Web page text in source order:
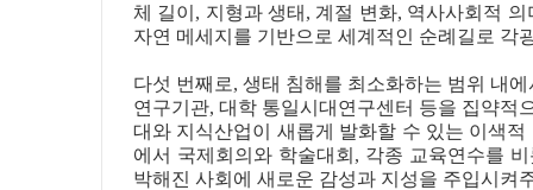
체 길이, 지형과 생태, 계절 변화, 역사사회적
자연 메세지를 기반으로 세계적인 순례길로 각
다섯 번째로, 생태 침해를 최소화하는 범위 내
연구기관, 대학 통일시대연구센터 등을 집약적
대와 지식산업이 새롭게 발화할 수 있는 이색
에서 국제회의와 학술대회, 각종 교육연수를
박해진 사회에 새로운 감성과 지성을 주입시켜